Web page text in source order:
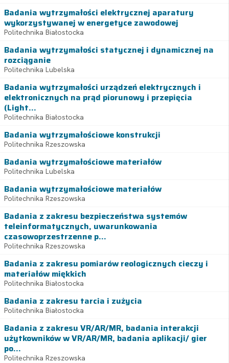
Badania wytrzymałości elektrycznej aparatury
wykorzystywanej w energetyce zawodowej
Politechnika Białostocka
Badania wytrzymałości statycznej i dynamicznej na
rozciąganie
Politechnika Lubelska
Badania wytrzymałości urządzeń elektrycznych i
elektronicznych na prąd piorunowy i przepięcia
(Light...
Politechnika Białostocka
Badania wytrzymałościowe konstrukcji
Politechnika Rzeszowska
Badania wytrzymałościowe materiałów
Politechnika Lubelska
Badania wytrzymałościowe materiałów
Politechnika Rzeszowska
Badania z zakresu bezpieczeństwa systemów
teleinformatycznych, uwarunkowania
czasowoprzestrzenne p...
Politechnika Rzeszowska
Badania z zakresu pomiarów reologicznych cieczy i
materiałów miękkich
Politechnika Białostocka
Badania z zakresu tarcia i zużycia
Politechnika Białostocka
Badania z zakresu VR/AR/MR, badania interakcji
użytkowników w VR/AR/MR, badania aplikacji/ gier
po...
Politechnika Rzeszowska